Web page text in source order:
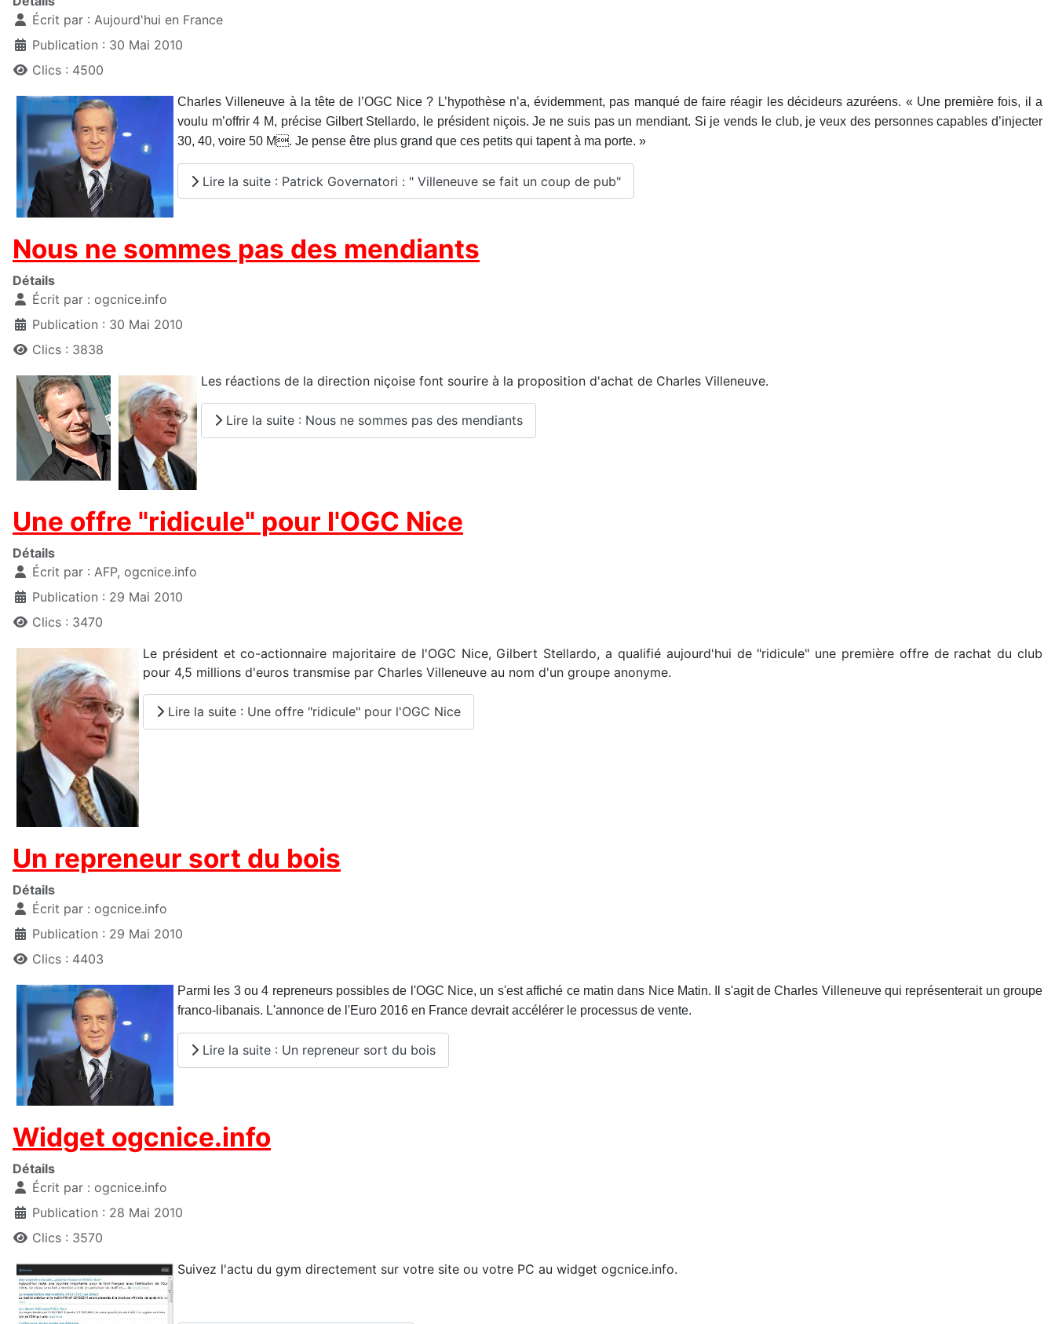
Écrit par : Aujourd'hui en France
Publication : 30 Mai 2010
Clics : 4500
Charles Villeneuve à la tête de l’OGC Nice ? L’hypothèse n’a, évidemment, pas manqué de faire réagir les décideurs azuréens. « Une première fois, il a
voulu m’offrir 4 M, précise Gilbert Stellardo, le président niçois. Je ne suis pas un mendiant. Si je vends le club, je veux des personnes capables d’injecter
30, 40, voire 50 M. Je pense être plus grand que ces petits qui tapent à ma porte. »
Lire la suite : Patrick Governatori : " Villeneuve se fait un coup de pub"
Nous ne sommes pas des mendiants
Détails
Écrit par : ogcnice.info
Publication : 30 Mai 2010
Clics : 3838
Les réactions de la direction niçoise font sourire à la proposition d'achat de Charles Villeneuve.
Lire la suite : Nous ne sommes pas des mendiants
Une offre "ridicule" pour l'OGC Nice
Détails
Écrit par : AFP, ogcnice.info
Publication : 29 Mai 2010
Clics : 3470
Le président et co-actionnaire majoritaire de l'OGC Nice, Gilbert Stellardo, a qualifié aujourd'hui de "ridicule" une première offre de rachat du club
pour 4,5 millions d'euros transmise par Charles Villeneuve au nom d'un groupe anonyme.
Lire la suite : Une offre "ridicule" pour l'OGC Nice
Un repreneur sort du bois
Détails
Écrit par : ogcnice.info
Publication : 29 Mai 2010
Clics : 4403
Parmi les 3 ou 4 repreneurs possibles de l'OGC Nice, un s'est affiché ce matin dans Nice Matin. Il s'agit de Charles Villeneuve qui représenterait un groupe
franco-libanais. L'annonce de l'Euro 2016 en France devrait accélérer le processus de vente.
Lire la suite : Un repreneur sort du bois
Widget ogcnice.info
Détails
Écrit par : ogcnice.info
Publication : 28 Mai 2010
Clics : 3570
Suivez l'actu du gym directement sur votre site ou votre PC au widget ogcnice.info.